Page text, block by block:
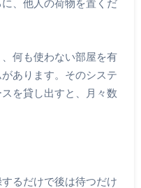
、他人の荷物を置くだ
何も使わない部屋を有
あります。そのシステ
を貸し出すと、月々数
るだけで後は待つだけ